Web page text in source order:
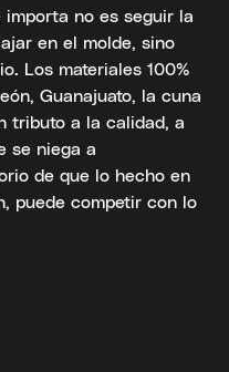
no es seguir la
en el molde, sino
Los materiales 100%
Guanajuato, la cuna
tributo a la calidad, a
se niega a
de que lo hecho en
puede competir con lo